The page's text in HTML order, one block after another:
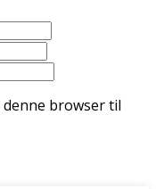
denne browser til